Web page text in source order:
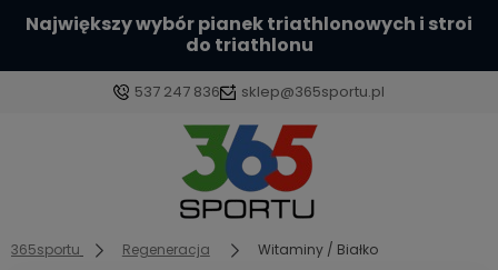
Największy wybór pianek triathlonowych i stroi
do triathlonu
537 247 836 sklep@365sportu.pl
Zaloguj się
Załóż konto
365sportu Regeneracja Witaminy / Białko